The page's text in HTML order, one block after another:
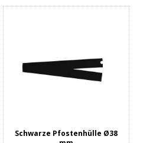
Schwarze Pfostenhülle Ø38